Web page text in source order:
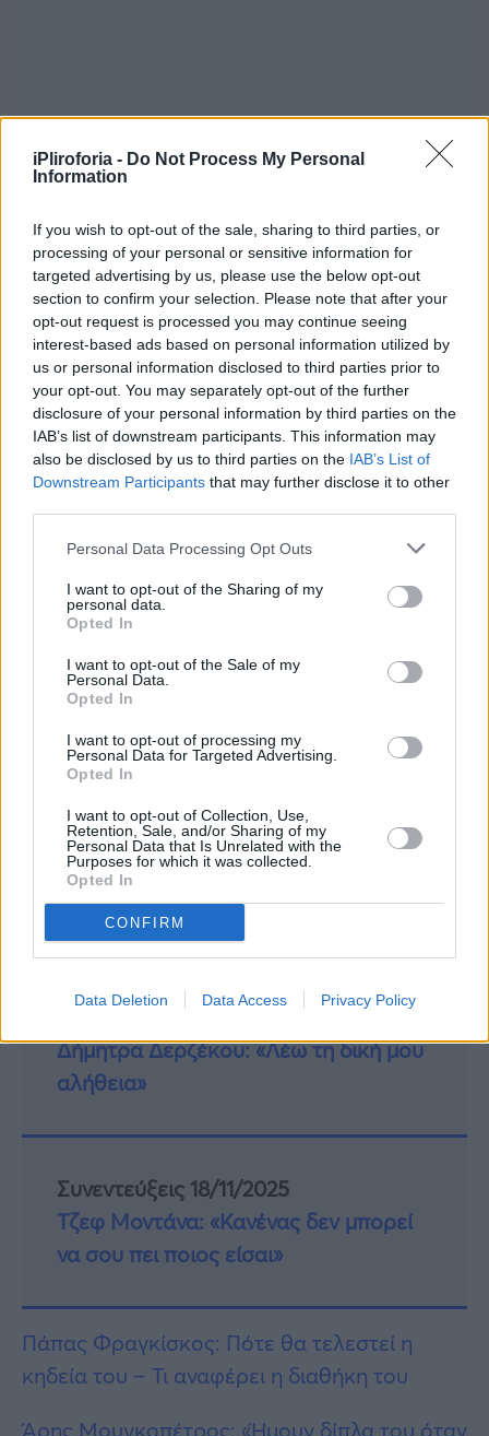
iPliroforia - Do Not Process My Personal
Information
If you wish to opt-out of the sale, sharing to third parties, or
processing of your personal or sensitive information for
targeted advertising by us, please use the below opt-out
section to confirm your selection. Please note that after your
opt-out request is processed you may continue seeing
interest-based ads based on personal information utilized by
us or personal information disclosed to third parties prior to
your opt-out. You may separately opt-out of the further
disclosure of your personal information by third parties on the
IAB’s list of downstream participants. This information may
also be disclosed by us to third parties on the IAB’s List of
Downstream Participants that may further disclose it to other
Personal Data Processing Opt Outs
I want to opt-out of the Sharing of my
personal data.
Opted In
I want to opt-out of the Sale of my
Personal Data.
Opted In
I want to opt-out of processing my
Personal Data for Targeted Advertising.
Opted In
I want to opt-out of Collection, Use,
Retention, Sale, and/or Sharing of my
Personal Data that Is Unrelated with the
Purposes for which it was collected.
Opted In
CONFIRM
Data Deletion Data Access Privacy Policy
Το απόγευμα του Μεγάλου Σάββατου
στοΚαστελόριζο, καθώς ένας 56χρονος
έχασε τη ζωή του.
Σύμφωνα με πληροφορίες της ΕΡΤ, ο οδηγός
της γουρούνας κινούνταν στην επαρχιακή
οδό Αερολιμένα Μεγίστης με κατεύθυνση
προς την πλατεία “Χωράφια”, όταν κάτω απο
όχημα εξετράπη της πορείας του.
Οι αστυνομικές αρχές της Μεγίστης
διερευνούν τα ακριβή αίτια και τις συνθήκες
κάτω από τις οποίες συνέβη το δυστύχημα.
ΠερισσότερεςΕιδήσεις σήμερα
Συνεντεύξεις 18/11/2025
Δήμητρα Δερζέκου: «Λέω τη δική μου
αλήθεια»
Συνεντεύξεις 18/11/2025
Τζεφ Μοντάνα: «Κανένας δεν μπορεί
να σου πει ποιος είσαι»
Πάπας Φραγκίσκος: Πότε θα τελεστεί η
κηδεία του – Τι αναφέρει η διαθήκη του
Άρης Μουγκοπέτρος: «Ήμουν δίπλα του όταν